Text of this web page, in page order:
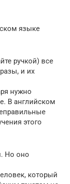
языке
ручкой) все
и их
нужно
В английском
этого
Но оно
который